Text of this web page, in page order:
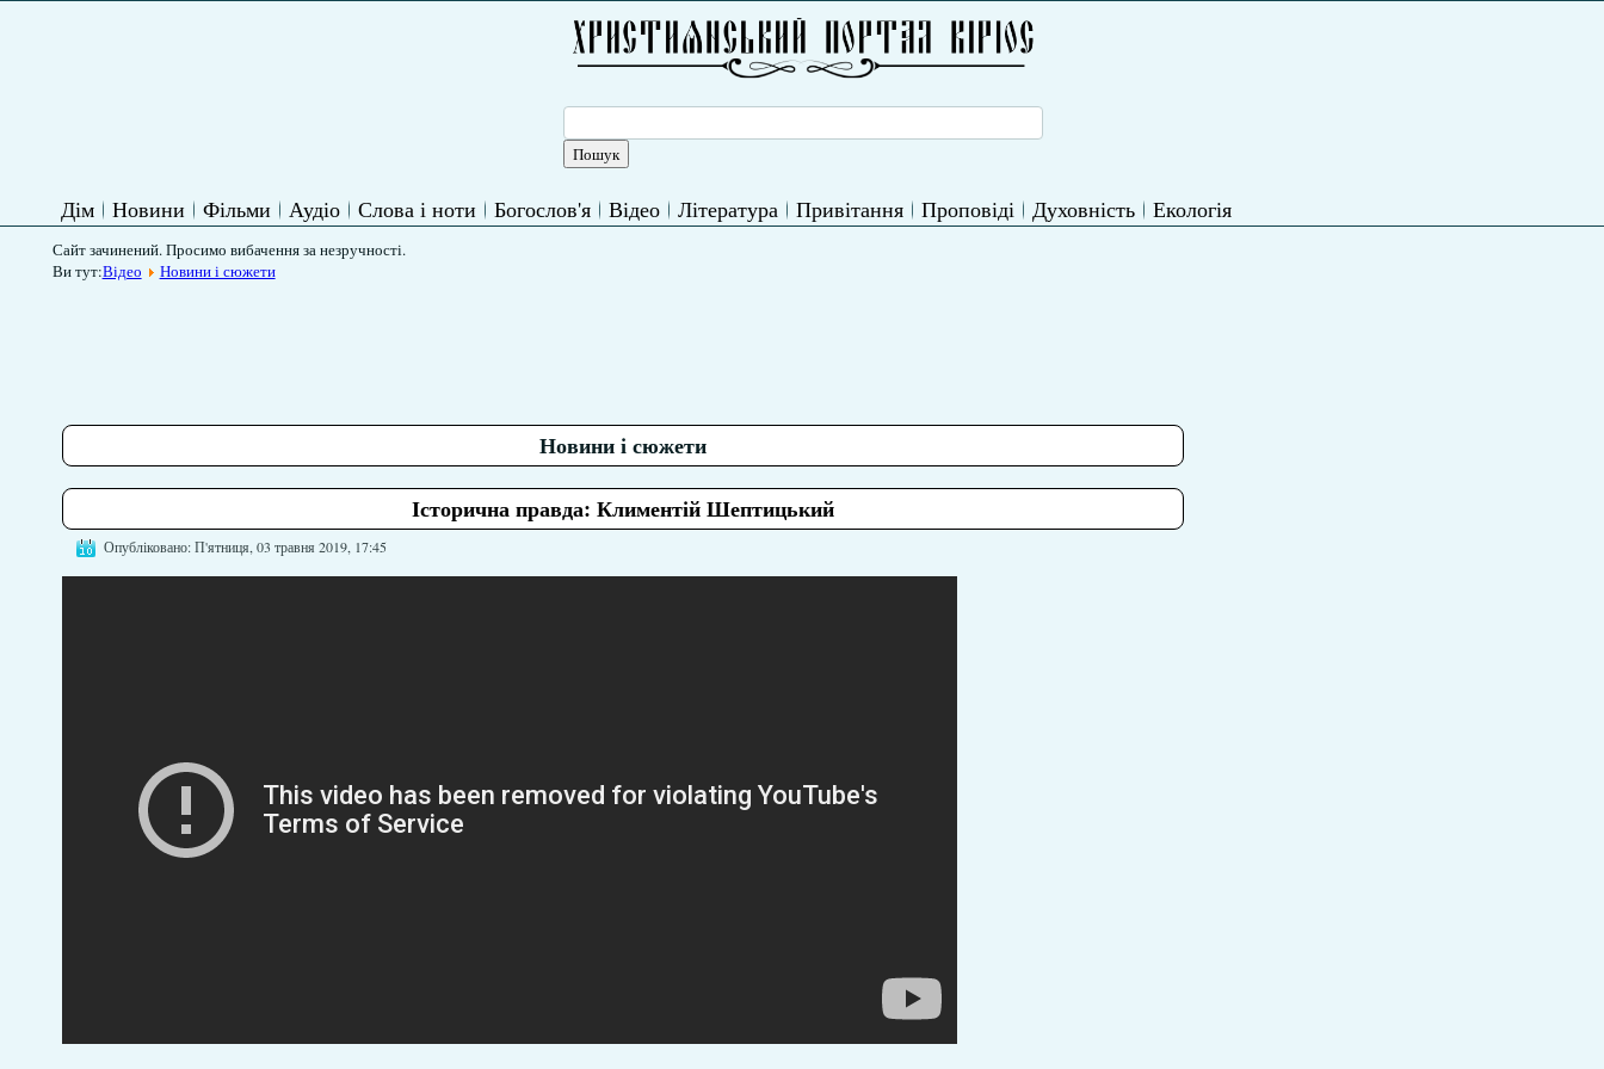
Дім Новини Фільми Аудіо Слова і ноти Богослов'я Відео Література Привітання Проповіді Духовність Екологія
Сайт зачинений. Просимо вибачення за незручності.
Ви тут:Відео Новини і сюжети
Новини і сюжети
Історична правда: Климентій Шептицький
Опубліковано: П'ятниця, 03 травня 2019, 17:45